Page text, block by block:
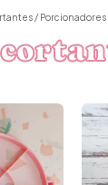
/ Porcionadores